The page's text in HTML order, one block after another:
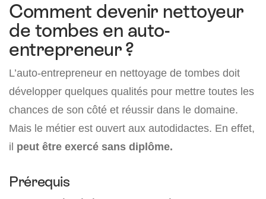
Comment devenir nettoyeur
de tombes en auto-
entrepreneur ?
L’auto-entrepreneur en nettoyage de tombes doit
développer quelques qualités pour mettre toutes les
chances de son côté et réussir dans le domaine.
Mais le métier est ouvert aux autodidactes. En effet,
il peut être exercé sans diplôme.
Prérequis